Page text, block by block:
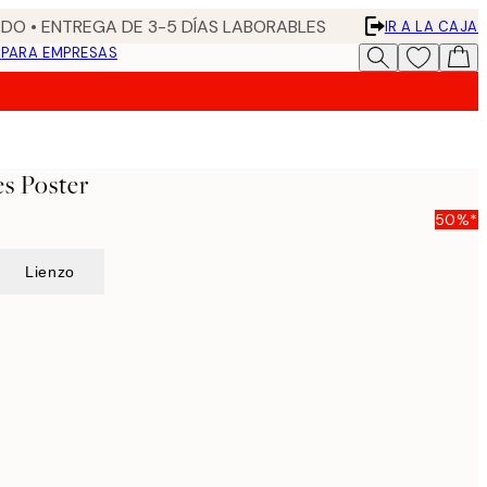
• ENTREGA DE 3-5 DÍAS LABORABLES
IR A LA CAJA
PARA EMPRESAS
Poster
50%*
Lienzo